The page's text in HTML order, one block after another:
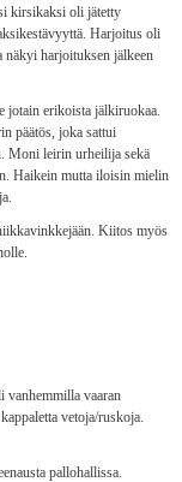
kirsikaksi oli jätetty
Harjoitus oli
näkyi harjoituksen jälkeen
jotain erikoista jälkiruokaa.
päätös, joka sattui
Moni leirin urheilija sekä
Haikein mutta iloisin mielin
Kiitos myös
vanhemmilla vaaran
vetoja/ruskoja.
pallohallissa.